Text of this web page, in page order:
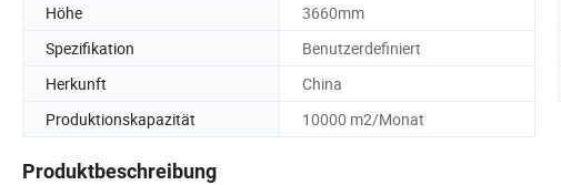
Höhe
3660mm
Spezifikation
Benutzerdefiniert
Herkunft
China
Produktionskapazität
10000 m2/Monat
Produktbeschreibung